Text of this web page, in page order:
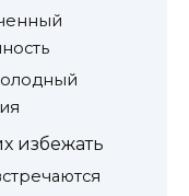
избежать